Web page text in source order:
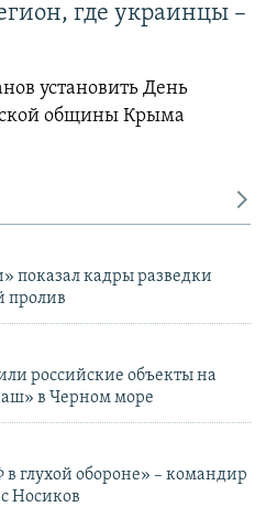
где украинцы –
установить День
общины Крыма
показал кадры разведки
пролив
российские объекты на
в Черном море
глухой обороне» – командир
Носиков